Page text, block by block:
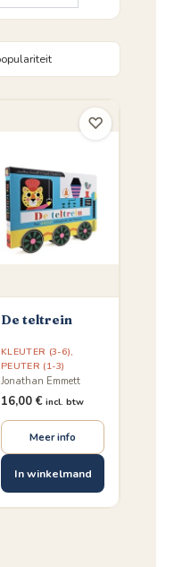
De teltrein
KLEUTER (3-6),
PEUTER (1-3)
Jonathan Emmett
16,00 € incl. btw
Meer info
In winkelmand
♡